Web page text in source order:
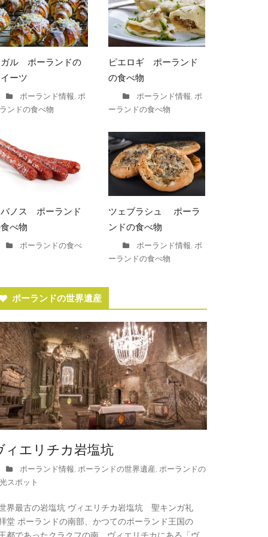
ル ポーランドの
ーツ
ポーランド情報 ポ
ンドの食べ物
ピエロギ ポーランド
の食べ物
ポーランド情報 ポ
ーランドの食べ物
ノス ポーランド
べ物
ポーランドの食べ
ツェブラシュ ポーラ
ンドの食べ物
ポーランド情報,ポ
ーランドの食べ物
ポーランドの世界遺産
ィエリチカ岩塩坑
ポーランド情報, ポーランドの世界遺産, ポーランドの
スポット
界最古の岩塩坑 ヴィエリチカ岩塩坑 聖キンガ礼
堂 ポーランドの南部、かつてのポーランド王国の